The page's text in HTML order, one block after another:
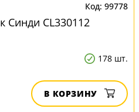
99778
Синди CL330112
178 шт.
В КОРЗИНУ